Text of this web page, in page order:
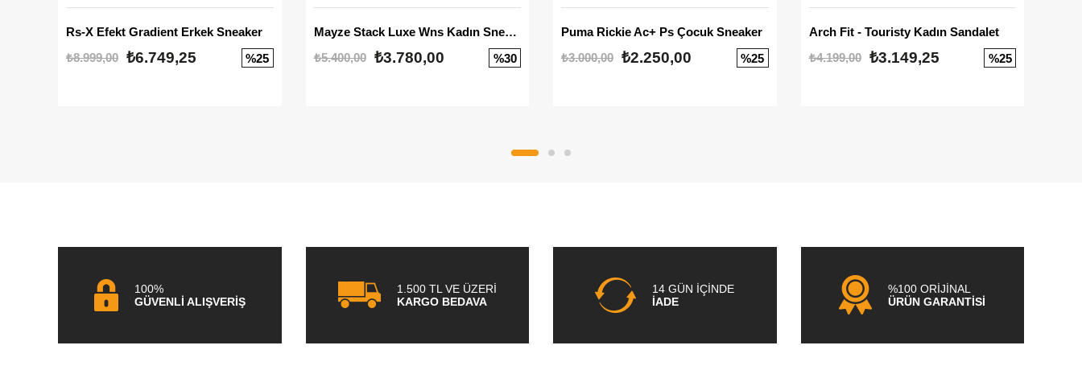
Rs-X Efekt Gradient Erkek Sneaker
₺8.999,00 ₺6.749,25 %25
Mayze Stack Luxe Wns Kadın Sneaker
₺5.400,00
₺3.780,00 %30
Puma Rickie Ac+ Ps Çocuk Sneaker
₺3.000,00 ₺2.250,00 %25
Arch Fit - Touristy Kadın Sandalet
₺4.199,00
₺3.149,25 %25
100%
GÜVENLİ ALIŞVERİŞ
1.500 TL VE ÜZERİ
KARGO BEDAVA
14 GÜN İÇİNDE
İADE
%100 ORİJİNAL
ÜRÜN GARANTİSİ